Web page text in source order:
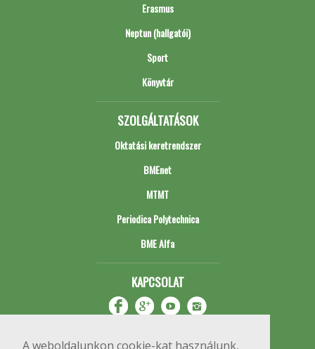
A weboldalunkon cookie-kat használunk,
Erasmus
Neptun (hallgatói)
Sport
Könyvtár
SZOLGÁLTATÁSOK
Oktatási keretrendszer
BMEnet
MTMT
Periodica Polytechnica
BME Alfa
KAPCSOLAT